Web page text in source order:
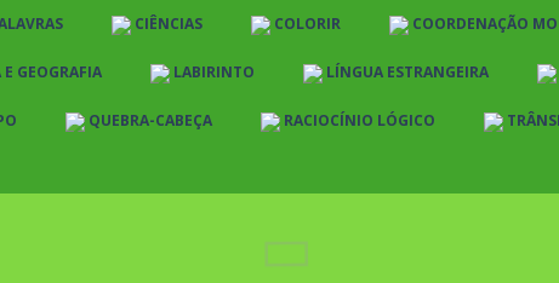
CIÊNCIAS COLORIR COORDENAÇÃO
GEOGRAFIA LABIRINTO LÍNGUA ESTRANGEIRA
QUEBRA-CABEÇA RACIOCÍNIO LÓGICO